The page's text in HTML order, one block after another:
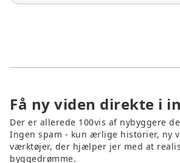
istandsættes, hvad kan
Få ny viden direkte i
Der er allerede 100vis af nybyggere
Ingen spam - kun ærlige historier, ny
værktøjer, der hjælper jer med at
byggedrømme.